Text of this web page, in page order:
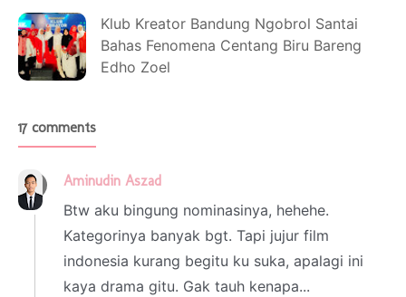
Klub Kreator Bandung Ngobrol Santai
Bahas Fenomena Centang Biru Bareng
Edho Zoel
17 comments
Aminudin Aszad
Btw aku bingung nominasinya, hehehe.
Kategorinya banyak bgt. Tapi jujur film
indonesia kurang begitu ku suka, apalagi ini
kaya drama gitu. Gak tauh kenapa...